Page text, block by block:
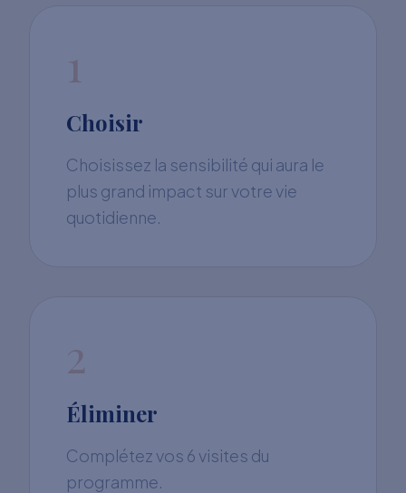
1
Choisir
Choisissez la sensibilité qui aura le
plus grand impact sur votre vie
quotidienne.
2
Éliminer
Complétez vos 6 visites du
programme.